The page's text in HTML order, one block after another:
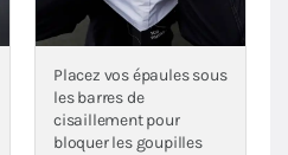
Placez vos épaules sous
les barres de
cisaillement pour
bloquer les goupilles